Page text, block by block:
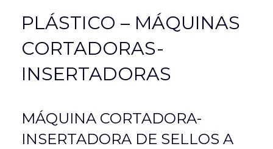
PLÁSTICO – MÁQUINAS
CORTADORAS-
INSERTADORAS
MÁQUINA CORTADORA-
INSERTADORA DE SELLOS A